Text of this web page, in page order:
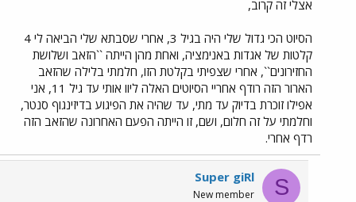
אצלי זה קרוב,
הסיוט הכי גדול שלי היה בגיל 3, אחרי שסבתא שלי הביאה לי 4
קלטות של אגדות באנימציה, ואחת מהן הייתה ``הזאב ושלושת
החזירונים``, אחרי שצפיתי בקלטת הזו, חלמתי בלילה שהזאב
הארור הזה רודף אחריי הסיוטים האלה ליוו אותי עד גיל 11, אני
אפילו זוכרת בדיוק עד מתי, עד שהיה את הפיגוע בדיזינגוף סנטר,
וחלמתי על זה חלום, ושם, זו הייתה הפעם האחרונה שהזאב הזה
רדף אחרי.
S
Super giRl
New member